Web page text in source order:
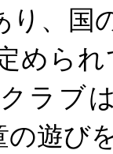
り、国
めら
ラブ
の遊び